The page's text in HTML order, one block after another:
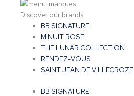
Discover our brands
BB SIGNATURE
MINUIT ROSE
THE LUNAR COLLECTION
RENDEZ-VOUS
SAINT JEAN DE VILLECROZE
BB SIGNATURE